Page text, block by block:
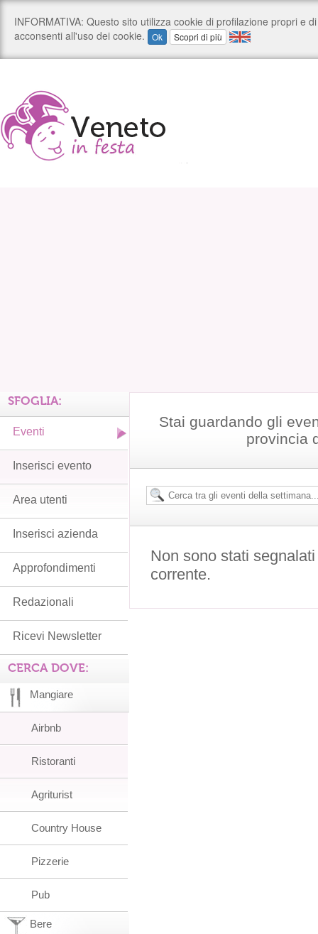
Stai guardando gli
provincia
Non sono stati
corrente.
SFOGLIA:
Eventi
Inserisci evento
Area utenti
Inserisci azienda
Approfondimenti
Redazionali
Ricevi Newsletter
CERCA DOVE:
Mangiare
Airbnb
Ristoranti
Agriturist
Country House
Pizzerie
Pub
Bere